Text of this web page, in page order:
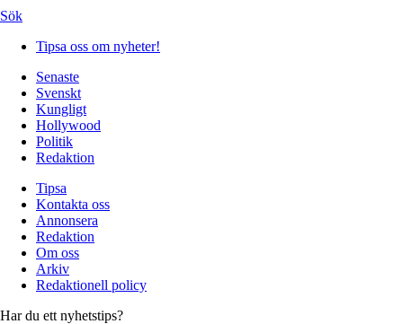
Sök
Tipsa oss om nyheter!
Senaste
Svenskt
Kungligt
Hollywood
Politik
Redaktion
Tipsa
Kontakta oss
Annonsera
Redaktion
Om oss
Arkiv
Redaktionell policy
Har du ett nyhetstips?